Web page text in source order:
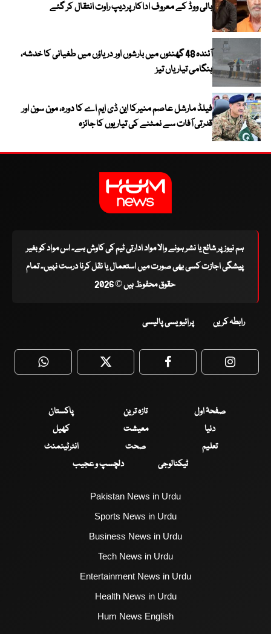
بالی ووڈ کے معروف اداکار پردیپ راوت انتقال کر گئے
آئندہ 48 گھنٹوں میں بارشوں اور دریاؤں میں طغیانی کا خدشہ،
ہنگامی تیاریاں تیز
فیلڈ مارشل عاصم منیرکا این ڈی ایم اے کا دورہ، مون سون اور
قدرتی آفات سے نمٹنے کی تیاریوں کا جائزہ
ہم نیوز پر شائع یا نشر ہونے والا مواد ادارتی ٹیم کی کاوش ہے۔ اس مواد کو بغیر
پیشگی اجازت کسی بھی صورت میں استعمال یا نقل کرنا درست نہیں۔ تمام
حقوق محفوظ ہیں © 2026
رابطہ کریں پرائیویسی پالیسی
WhatsApp Twitter Facebook
صفحۂ اول تازہ ترین
پاکستان
دنیا
معیشت
کھیل
تعلیم
صحت
انٹرٹینمنٹ
ٹیکنالوجی
دلچسپ و عجیب
Pakistan News in Urdu
Sports News in Urdu
Business News in Urdu
Tech News in Urdu
Entertainment News in Urdu
Health News in Urdu
Hum News English